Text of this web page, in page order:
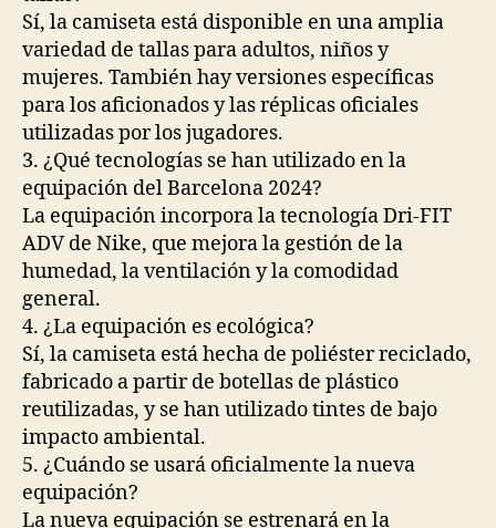
Sí, la camiseta está disponible en una amplia
variedad de tallas para adultos, niños y
mujeres. También hay versiones específicas
para los aficionados y las réplicas oficiales
utilizadas por los jugadores.
3. ¿Qué tecnologías se han utilizado en la
equipación del Barcelona 2024?
La equipación incorpora la tecnología Dri-FIT
ADV de Nike, que mejora la gestión de la
humedad, la ventilación y la comodidad
general.
4. ¿La equipación es ecológica?
Sí, la camiseta está hecha de poliéster reciclado,
fabricado a partir de botellas de plástico
reutilizadas, y se han utilizado tintes de bajo
impacto ambiental.
5. ¿Cuándo se usará oficialmente la nueva
equipación?
La nueva equipación se estrenará en la